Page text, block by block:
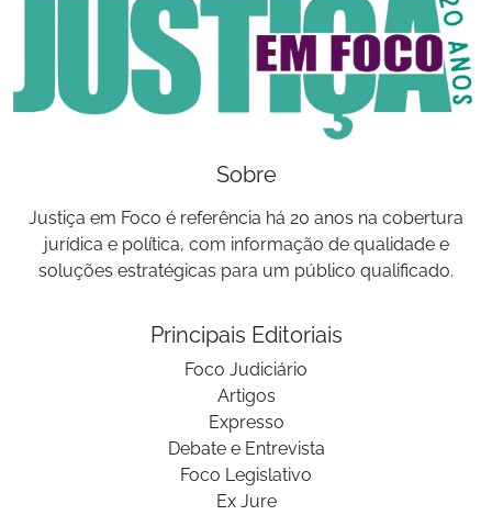
Sobre
Justiça em Foco é referência há 20 anos na cobertura
jurídica e política, com informação de qualidade e
soluções estratégicas para um público qualificado.
Principais Editoriais
Foco Judiciário
Artigos
Expresso
Debate e Entrevista
Foco Legislativo
Ex Jure